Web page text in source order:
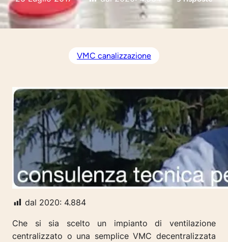
VMC canalizzazione
dal 2020: 4.884
Che si sia scelto un impianto di ventilazione
centralizzato o una semplice VMC decentralizzata